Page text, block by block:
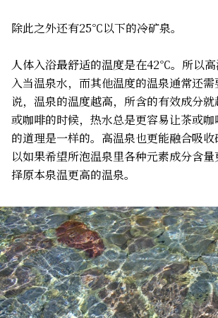
除此之外还有25℃以下的冷矿泉。
人体入浴最舒适的温度是在42℃。所以
入当温泉水，而其他温度的温泉通常还
说，温泉的温度越高，所含的有效成分
或咖啡的时候，热水总是更容易让茶或
的道理是一样的。高温泉也更能融合吸
以如果希望所泡温泉里各种元素成分含
择原本泉温更高的温泉。